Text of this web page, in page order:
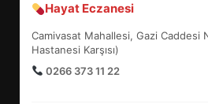
Hayat Eczanesi
Camivasat Mahallesi, Gazi Caddesi
Hastanesi Karşısı)
0266 373 11 22
4
EDREMİT’İN
FİNALİNDE NE